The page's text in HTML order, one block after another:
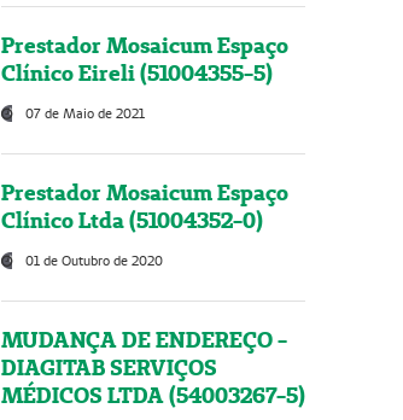
Prestador Mosaicum Espaço
Clínico Eireli (51004355-5)
07 de Maio de 2021
Prestador Mosaicum Espaço
Clínico Ltda (51004352-0)
01 de Outubro de 2020
MUDANÇA DE ENDEREÇO -
DIAGITAB SERVIÇOS
MÉDICOS LTDA (54003267-5)